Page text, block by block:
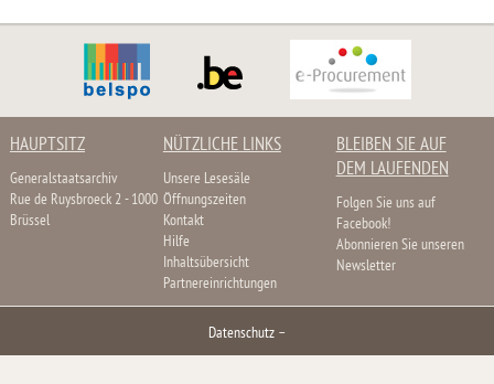
HAUPTSITZ
Generalstaatsarchiv
Rue de Ruysbroeck 2 - 1000
Brüssel
NÜTZLICHE LINKS
Unsere Lesesäle
Öffnungszeiten
Kontakt
Hilfe
Inhaltsübersicht
Partnereinrichtungen
BLEIBEN SIE AUF
DEM LAUFENDEN
Folgen Sie uns auf
Facebook!
Abonnieren Sie unseren
Newsletter
Datenschutz –